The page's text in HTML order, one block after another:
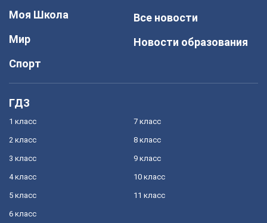
Моя Школа
Мир
Спорт
Все новости
Новости образования
ГДЗ
1 класс
2 класс
3 класс
4 класс
5 класс
6 класс
7 класс
8 класс
9 класс
10 класс
11 класс